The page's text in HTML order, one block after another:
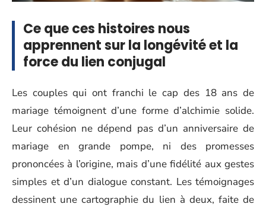
Ce que ces histoires nous
apprennent sur la longévité et la
force du lien conjugal
Les couples qui ont franchi le cap des 18 ans de
mariage témoignent d’une forme d’alchimie solide.
Leur cohésion ne dépend pas d’un anniversaire de
mariage en grande pompe, ni des promesses
prononcées à l’origine, mais d’une fidélité aux gestes
simples et d’un dialogue constant. Les témoignages
dessinent une cartographie du lien à deux, faite de